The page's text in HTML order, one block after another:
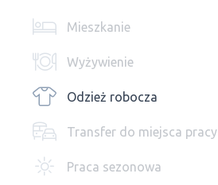
Mieszkanie
Wyżywienie
Odzież robocza
Transfer do miejsca pracy
Praca sezonowa